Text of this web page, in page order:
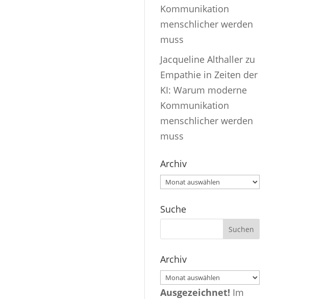
Kommunikation
menschlicher werden
muss
Jacqueline Althaller zu
Empathie in Zeiten der
KI: Warum moderne
Kommunikation
menschlicher werden
muss
Archiv
Archiv
Suche
Archiv
Archiv
Ausgezeichnet! Im